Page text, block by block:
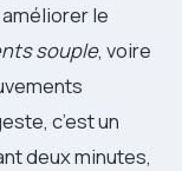
le
souple, voire
c’est un
deux minutes,